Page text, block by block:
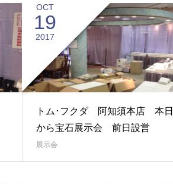
OCT
19
2017
トム･フクダ 阿知須本店 本日
から宝石展示会 前日設営
展示会